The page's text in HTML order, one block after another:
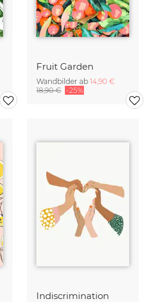
Fruit Garden
Wandbilder ab 14,90 €
18,90 € -25%
Indiscrimination